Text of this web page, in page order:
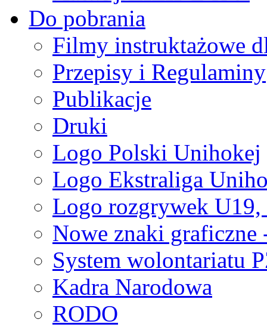
Do pobrania
Filmy instruktażowe
Przepisy i Regulaminy
Publikacje
Druki
Logo Polski Unihokej
Logo Ekstraliga
Logo rozgrywek
Nowe znaki graficzne
System wolontariatu
Kadra Narodowa
RODO